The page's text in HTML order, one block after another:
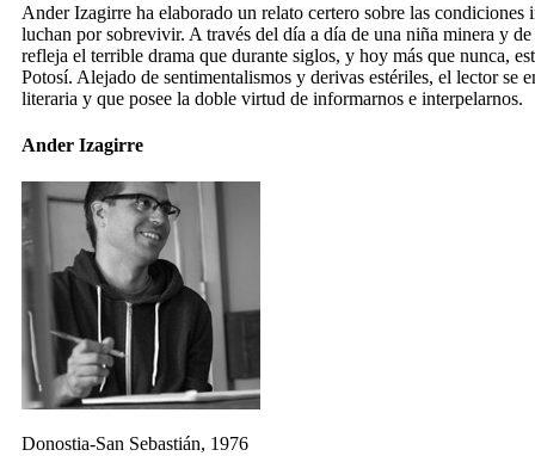
Ander Izagirre ha elaborado un relato certero sobre las condiciones
luchan por sobrevivir. A través del día a día de una niña minera y
refleja el terrible drama que durante siglos, y hoy más que nunca,
Potosí. Alejado de sentimentalismos y derivas estériles, el lector se
literaria y que posee la doble virtud de informarnos e interpelarnos.
Ander Izagirre
Donostia-San Sebastián, 1976